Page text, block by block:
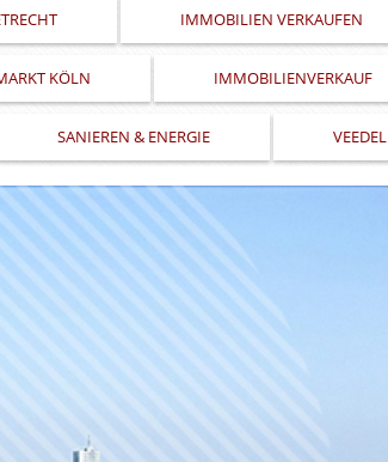
IMMOBILIEN VERKAUFEN
KÖLN IMMOBILIENVERKAUF
SANIEREN & ENERGIE VEEDEL